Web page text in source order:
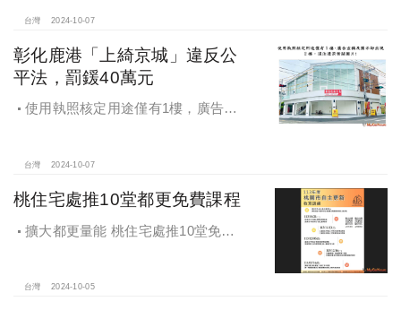
台灣 2024-10-07
彰化鹿港「上綺京城」違反公
平法，罰鍰40萬元
使用執照核定用途僅有1樓，廣告宣
台灣 2024-10-07
桃住宅處推10堂都更免費課程
擴大都更量能 桃住宅處推10堂免費
台灣 2024-10-05